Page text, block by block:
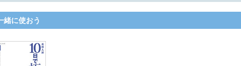
緒に使おう